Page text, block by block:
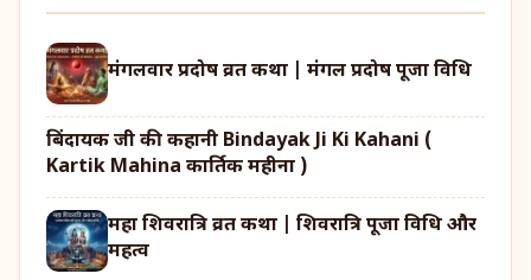
मंगलवार प्रदोष व्रत कथा | मंगल प्रदोष पूजा विधि
बिंदायक जी की कहानी Bindayak Ji Ki Kahani (
Kartik Mahina कार्तिक महीना )
महा शिवरात्रि व्रत कथा | शिवरात्रि पूजा विधि और
महत्व